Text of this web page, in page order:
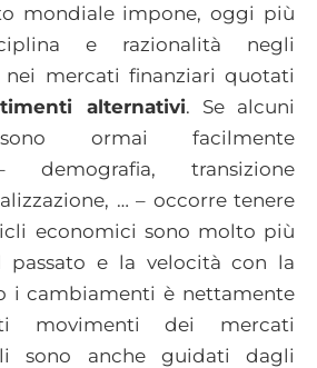
mondiale impone, oggi più
e razionalità negli
nei mercati finanziari quotati
alternativi. Se alcuni
ormai facilmente
demografia, transizione
… – occorre tenere
economici sono molto più
passato e la velocità con la
i cambiamenti è nettamente
movimenti dei mercati
sono anche guidati dagli